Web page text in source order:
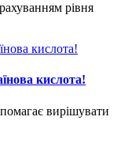
рівня
кислота!
вирішувати